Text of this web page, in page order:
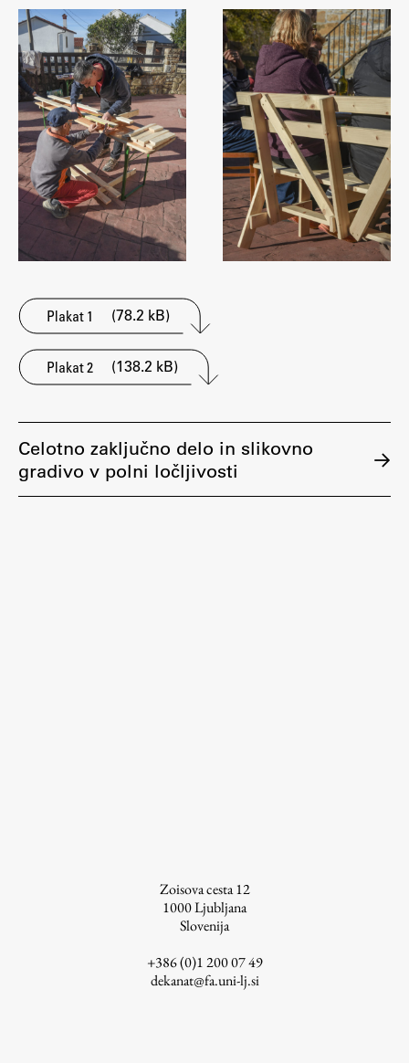
FA–ZA
Zbirke
Publikacije
AR – Arhitektura, raziskovanje
Igra ustvarjalnosti
Plakat 1 (78.2 kB)
Plakat 2 (138.2 kB)
Celotno zaključno delo in slikovno
gradivo v polni ločljivosti
Zoisova cesta 12
1000Ljubljana
Slovenija
+386 (0)1 200 07 49
dekanat@fa.uni-lj.si